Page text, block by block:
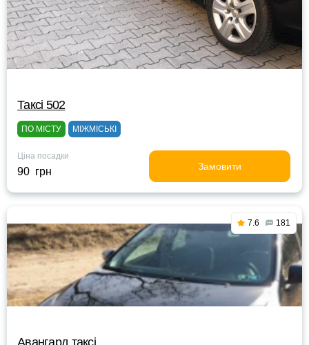
Таксі 502
ПО МІСТУ МІЖМІСЬКІ
Ціна посадки
90 грн Замовити
7.6 181
Авангард таксі